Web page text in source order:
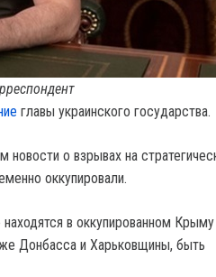
главы украинского государства.
о взрывах на
оккупировали.
в оккупированном
Донбасса и Харьковщины, быть